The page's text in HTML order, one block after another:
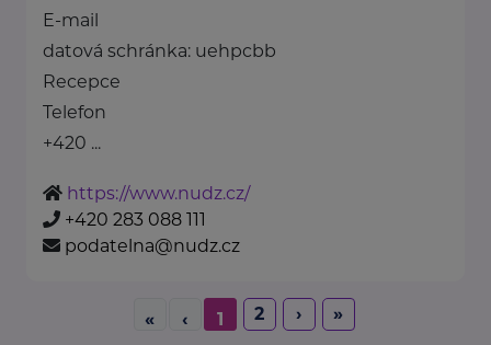
E-mail
datová schránka: uehpcbb
Recepce
Telefon
+420 ...
https://www.nudz.cz/
+420 283 088 111
podatelna@nudz.cz
« ‹ 1 2 › »